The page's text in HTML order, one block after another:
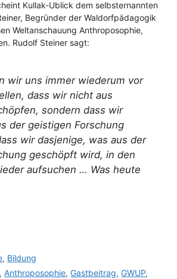
Kullak-Ublick dem selbsternannten
Begründer der Waldorfpädagogik
Weltanschauung Anthroposophie,
Rudolf Steiner sagt:
wir uns immer wiederum vor
dass wir nicht aus
sondern dass wir
der geistigen Forschung
wir dasjenige, was aus der
geschöpft wird, in den
aufsuchen … Was heute
, Bildung
,Anthroposophie,Gastbeitrag,GWUP,